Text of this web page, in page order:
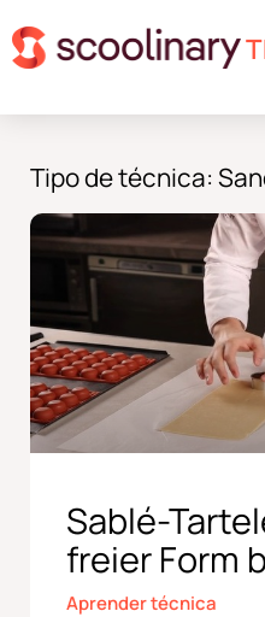
Tipo de técnica:
Sablé-
freier Form
Aprender técnica